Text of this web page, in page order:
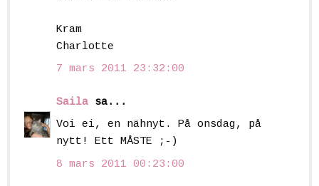
Kram
Charlotte
7 mars 2011 23:32:00
Saila sa...
Voi ei, en nähnyt. På onsdag, på
nytt! Ett MÅSTE ;-)
8 mars 2011 00:23:00